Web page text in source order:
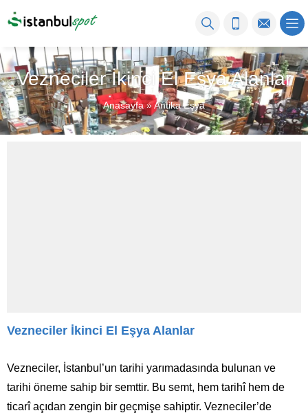
Vezneciler İkinci El Eşya Alanlar
Anasayfa»Antika Eşya
Vezneciler İkinci El Eşya Alanlar
Vezneciler, İstanbul’un tarihi yarımadasında bulunan ve
tarihi öneme sahip bir semttir. Bu semt, hem tarihî hem de
ticarî açıdan zengin bir geçmişe sahiptir. Vezneciler’de